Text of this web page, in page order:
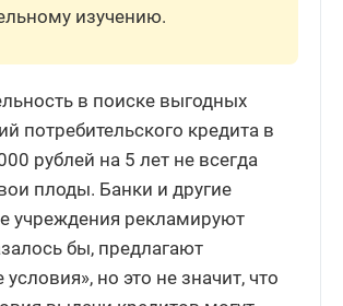
изучению.
в поиске выгодных
потребительского кредита в
рублей на 5 лет не всегда
плоды. Банки и другие
учреждения рекламируют
бы, предлагают
но это не значит, что